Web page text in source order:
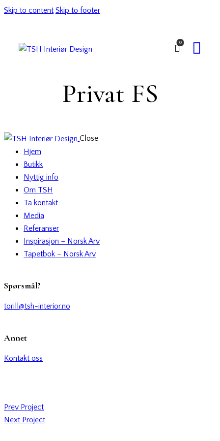
Skip to content Skip to footer
0
Privat FS
Close
Hjem
Butikk
Nyttig info
Om TSH
Ta kontakt
Media
Referanser
Inspirasjon – Norsk Arv
Tapetbok – Norsk Arv
Spørsmål?
torill@tsh-interior.no
Annet
Kontakt oss
Prev Project
Next Project